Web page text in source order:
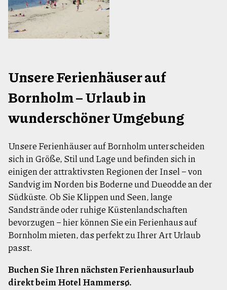
Unsere Ferienhäuser auf
Bornholm – Urlaub in
wunderschöner Umgebung
Unsere Ferienhäuser auf Bornholm unterscheiden
sich in Größe, Stil und Lage und befinden sich in
einigen der attraktivsten Regionen der Insel – von
Sandvig im Norden bis Boderne und Dueodde an der
Südküste. Ob Sie Klippen und Seen, lange
Sandstrände oder ruhige Küstenlandschaften
bevorzugen – hier können Sie ein Ferienhaus auf
Bornholm mieten, das perfekt zu Ihrer Art Urlaub
passt.
Buchen Sie Ihren nächsten Ferienhausurlaub
direkt beim Hotel Hammersø.